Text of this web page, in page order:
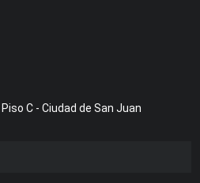
C - Ciudad de San Juan